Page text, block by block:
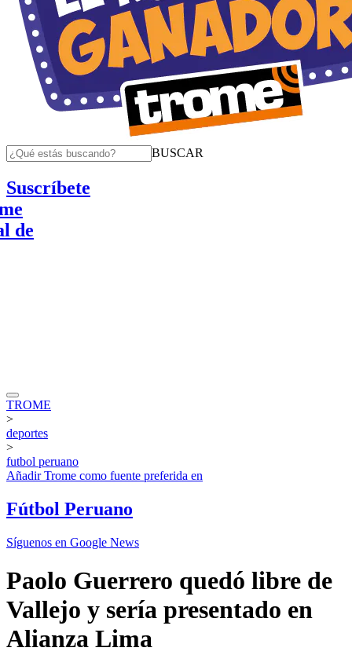
BUSCAR
Suscríbete
TROME
>
deportes
>
futbol peruano
AñadirTrome como fuente preferida en
Fútbol Peruano
Síguenos en Google News
Paolo Guerrero quedó libre de
Vallejo y sería presentado en
Alianza Lima